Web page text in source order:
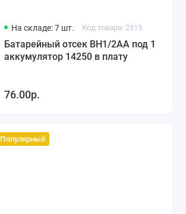
На складе: 7 шт. Код товара: 2315
Батарейный отсек BH1/2AA под 1
аккумулятор 14250 в плату
76.00р.
Популярный